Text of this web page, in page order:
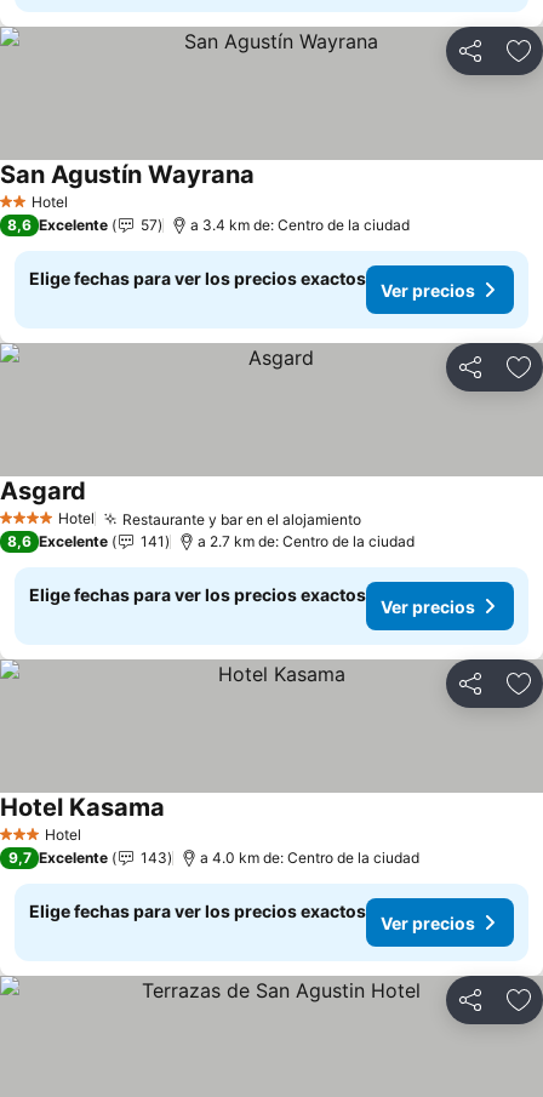
Compartir
2 Estrellas
Hotel
San Agustín Wayrana
8,6 Excelente 57 a 3.4 km de: Centro de la ciudad
Elige fechas para ver los precios exactos
Ver precios
Compartir
4 EstrellasHotel Restaurante y bar en el alojamientoVer precios
Asgard
8,6 Excelente 141 a 2.7 km de: Centro de la ciudad
Elige fechas para ver los precios exactos
Ver precios
Compartir
3 Estrellas
Hotel
Hotel Kasama
9,7 Excelente 143 a 4.0 km de: Centro de la ciudad
Elige fechas para ver los precios exactos
Ver precios
Compartir